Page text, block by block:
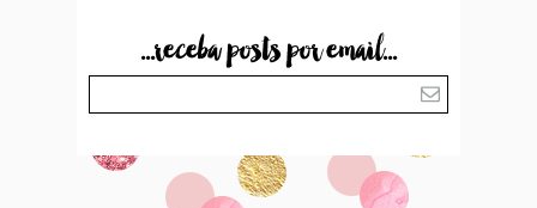
...receba posts por email...